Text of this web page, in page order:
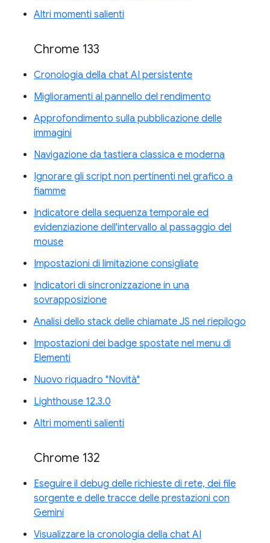
Altri momenti salienti
Chrome 133
Cronologia della chat AI persistente
Miglioramenti al pannello del rendimento
Approfondimento sulla pubblicazione delle
immagini
Navigazione da tastiera classica e moderna
Ignorare gli script non pertinenti nel grafico a
fiamme
Indicatore della sequenza temporale ed
evidenziazione dell'intervallo al passaggio del
mouse
Impostazioni di limitazione consigliate
Indicatori di sincronizzazione in una
sovrapposizione
Analisi dello stack delle chiamate JS nel riepilogo
Impostazioni dei badge spostate nel menu di
Elementi
Nuovo riquadro "Novità"
Lighthouse 12.3.0
Altri momenti salienti
Chrome 132
Eseguire il debug delle richieste di rete, dei file
sorgente e delle tracce delle prestazioni con
Gemini
Visualizzare la cronologia della chat AI